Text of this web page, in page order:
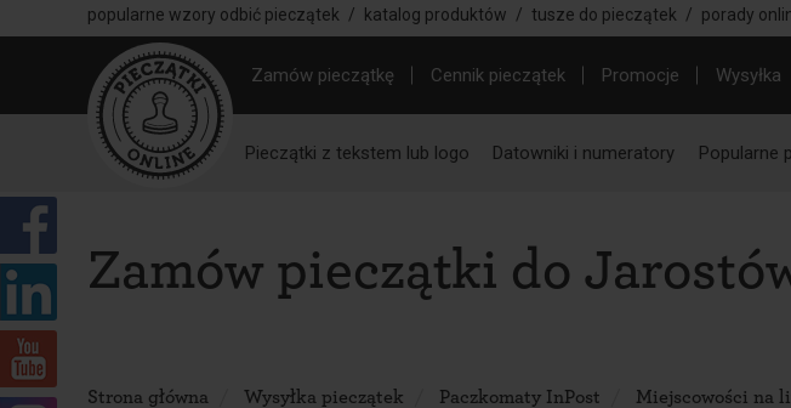
popularne wzory odbić pieczątek / katalog produktów / tusze do pieczątek / porady
Zamów pieczątkę Cennik pieczątek Promocje Wysyłka
Pieczątki z tekstem lub logo Datowniki i numeratory Popularne
Zamów pieczątki do
Strona główna Wysyłka pieczątek Paczkomaty InPost Miejscowości na